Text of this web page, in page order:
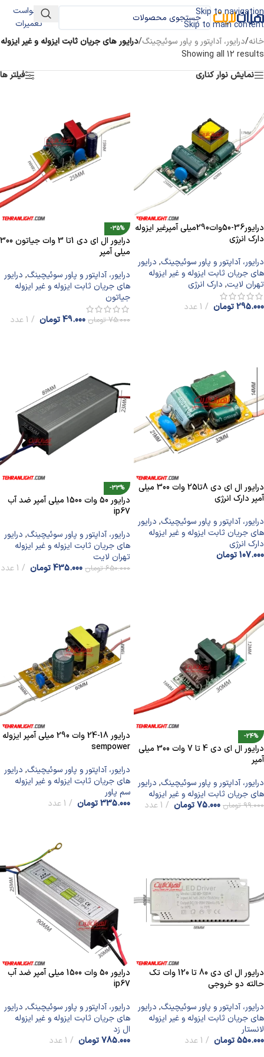
Skip to navigation
Skip to main content
درخواست
تعمیرات
خانه/درایور، آداپتور و پاور سوئیچینگ/درایور های جریان ثابت ایزوله و غیر ایزوله
Showing all 12 results
نمایش نوار کناری
فیلتر ها
درایور36-50وات290میلی آمپرغیر ایزوله
دارک انرژی
درایور، آداپتور و پاور سوئیچینگ, درایور
های جریان ثابت ایزوله و غیر ایزوله
تهران لایت, دارک انرژی
295.000تومان 1 عدد
-35%
درایور ال ای دی 1تا 3 وات جیاتون 300
میلی آمپر
درایور، آداپتور و پاور سوئیچینگ, درایور
های جریان ثابت ایزوله و غیر ایزوله
جیاتون
75.000 تومان 49.000تومان 1 عدد
درایور ال ای دی 8تا25 وات 300 میلی
آمپر دارک انرژی
درایور، آداپتور و پاور سوئیچینگ, درایور
های جریان ثابت ایزوله و غیر ایزوله
دارک انرژی
107.000تومان
-33%
درایور 50 وات 1500 میلی آمپر ضد آب
ip67
درایور، آداپتور و پاور سوئیچینگ, درایور
های جریان ثابت ایزوله و غیر ایزوله
تهران لایت
650.000 تومان 435.000تومان 1 عدد
-24%
درایور ال ای دی 4 تا 7 وات 300 میلی
آمپر
درایور، آداپتور و پاور سوئیچینگ, درایور
های جریان ثابت ایزوله و غیر ایزوله
99.000 تومان 75.000تومان 1 عدد
درایور 18-24 وات 290 میلی آمپر ایزوله
sempower
درایور، آداپتور و پاور سوئیچینگ, درایور
های جریان ثابت ایزوله و غیر ایزوله
سم پاور
335.000تومان 1 عدد
درایور ال ای دی 80 تا 120 وات تک
حالته دو خروجی
درایور، آداپتور و پاور سوئیچینگ, درایور
های جریان ثابت ایزوله و غیر ایزوله
لانستار
550.000تومان 1 عدد
درایور 50 وات 1500 میلی آمپر ضد آب
ip67
درایور، آداپتور و پاور سوئیچینگ, درایور
های جریان ثابت ایزوله و غیر ایزوله
ال زد
785.000تومان 1 عدد